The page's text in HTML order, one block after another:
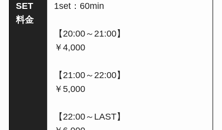
SET
料金
1set：60min
【20:00～21:00】
￥4,000
【21:00～22:00】
￥5,000
【22:00～LAST】